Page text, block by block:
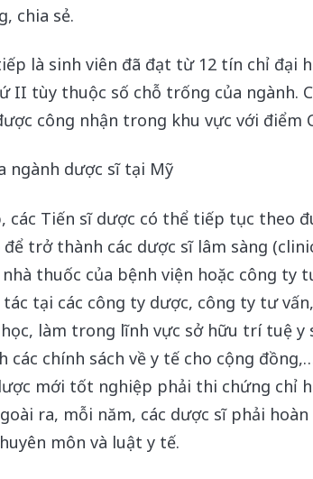
chia sẻ.
là sinh viên đã đạt từ 12 tín chỉ đại
II tùy thuộc số chỗ trống của ngành.
công nhận trong khu vực với điểm
ngành dược sĩ tại Mỹ
các Tiến sĩ dược có thể tiếp tục theo
trở thành các dược sĩ lâm sàng
thuốc của bệnh viện hoặc công ty
tại các công ty dược, công ty tư
làm trong lĩnh vực sở hữu trí tuệ y
các chính sách về y tế cho cộng
mới tốt nghiệp phải thi chứng chỉ
ra, mỗi năm, các dược sĩ phải
môn và luật y tế.